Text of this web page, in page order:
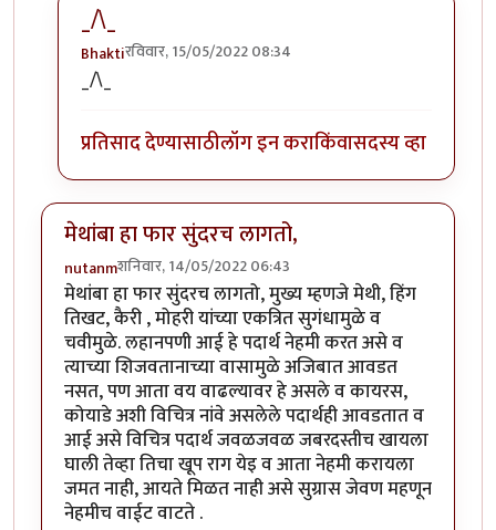
_/\_
Bhaktiरविवार, 15/05/2022 08:34
In reply to
_/\_
प्रतिसाद देण्यासाठीलॉग इन कराकिंवासदस्य व्हा
मेथांबा हा फार सुंदरच लागतो,
nutanmशनिवार, 14/05/2022 06:43
मेथांबा हा फार सुंदरच लागतो, मुख्य म्हणजे मेथी, हिंग
तिखट, कैरी , मोहरी यांच्या एकत्रित सुगंधामुळे व
चवीमुळे. लहानपणी आई हे पदार्थ नेहमी करत असे व
त्याच्या शिजवतानाच्या वासामुळे अजिबात आवडत
नसत, पण आता वय वाढल्यावर हे असले व कायरस,
कोयाडे अशी विचित्र नांवे असलेले पदार्थही आवडतात व
आई असे विचित्र पदार्थ जवळजवळ जबरदस्तीच खायला
घाली तेव्हा तिचा खूप राग येइ व आता नेहमी करायला
जमत नाही, आयते मिळत नाही असे सुग्रास जेवण महणून
नेहमीच वाईट वाटते .